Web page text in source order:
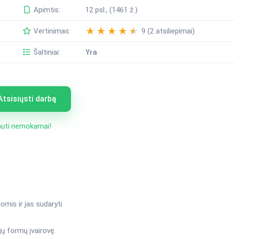
Apimtis: 12 psl., (1461 ž.)
Vertinimas: 9 (2 atsiliepimai)
Šaltiniai: Yra
darbą
nemokamai!
ir jas sudaryti.
formų įvairovę.